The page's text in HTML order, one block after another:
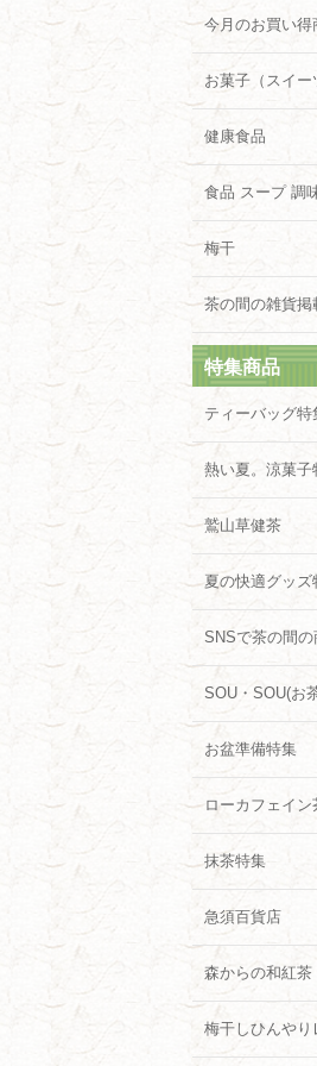
今月のお買い得
お菓子（スイー
健康食品
食品 スープ 調
梅干
茶の間の雑貨
特集商品
ティーバッグ特
熱い夏。涼菓子
鷲山草健茶
夏の快適グッズ
SNSで茶の間
SOU・SOU(お
お盆準備特集
ローカフェイン
抹茶特集
急須百貨店
森からの和紅茶
梅干しひんやり